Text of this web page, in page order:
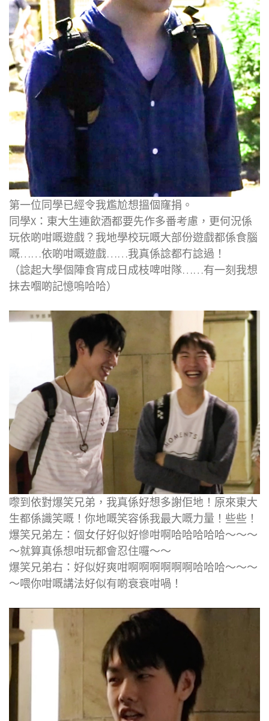
第一位同學已經令我尷尬想搵個窿捐。
同學X：東大生連飲酒都要先作多番考慮，更何況係
玩依啲咁嘅遊戲？我地學校玩嘅大部份遊戲都係食腦
嘅……依啲咁嘅遊戲……我真係諗都冇諗過！
（諗起大學個陣食宵成日成枝啤咁隊……有一刻我想
抹去嗰啲記憶嗚哈哈）
嚟到依對爆笑兄弟，我真係好想多謝佢地！原來東大
生都係識笑嘅！你地嘅笑容係我最大嘅力量！些些！
爆笑兄弟左：個女仔好似好慘咁啊哈哈哈哈哈～～～
～就算真係想咁玩都會忍住囉～～
爆笑兄弟右：好似好爽咁啊啊啊啊啊啊哈哈哈～～～
～喂你咁嘅講法好似有啲衰衰咁喎！